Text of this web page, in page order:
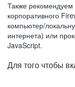
Также рекомендуем
корпоративного
компьютер/
интернета) или
JavaScript.
Для того чтобы